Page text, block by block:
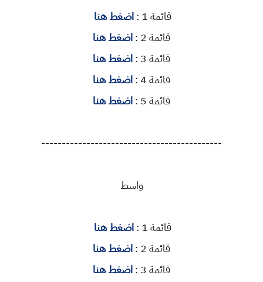
قائمة 1 :
اضغط هنا
قائمة 2 :
اضغط هنا
قائمة 3 :
اضغط هنا
قائمة 4 :
اضغط هنا
قائمة 5 :
اضغط هنا
--------------------------------------------
واسط
قائمة 1 :
اضغط هنا
قائمة 2 :
اضغط هنا
قائمة 3 :
اضغط هنا